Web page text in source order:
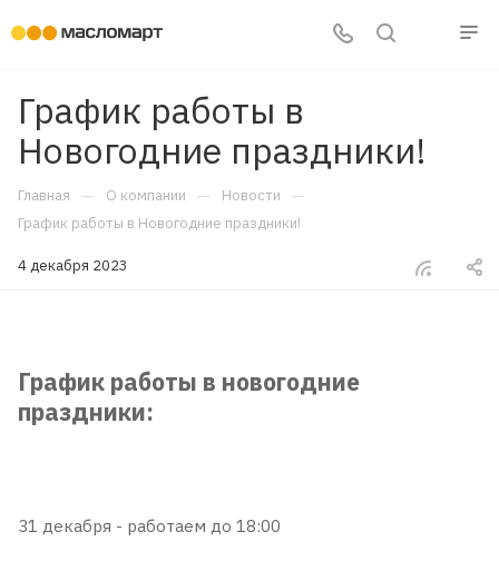
График работы в
Новогодние праздники!
Главная — О компании — Новости —
График работы в Новогодние праздники!
4 декабря 2023
График работы в новогодние
праздники:
31 декабря - работаем до 18:00